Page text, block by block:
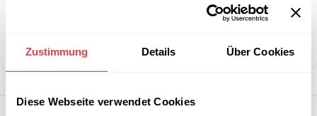
Zustimmung Details Über Cookies
Diese Webseite verwendet Cookies
Fleischwolf & Aufschnittmaschinen
Teilen: